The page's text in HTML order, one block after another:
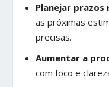
Planejar prazos
as próximas
precisas.
Aumentar a
com foco e